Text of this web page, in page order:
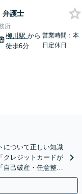
弁護士
所
柳川駅から
徒歩6分
営業時間：本
日定休日
について正しい知識
クレジットカードが
自己破産・任意整
回相談無料】